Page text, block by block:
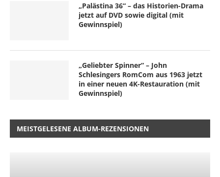
„Palästina 36“ – das Historien-Drama
jetzt auf DVD sowie digital (mit
Gewinnspiel)
„Geliebter Spinner“ – John
Schlesingers RomCom aus 1963 jetzt
in einer neuen 4K-Restauration (mit
Gewinnspiel)
MEISTGELESENE ALBUM-REZENSIONEN